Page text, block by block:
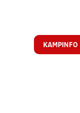
KAMPINFO